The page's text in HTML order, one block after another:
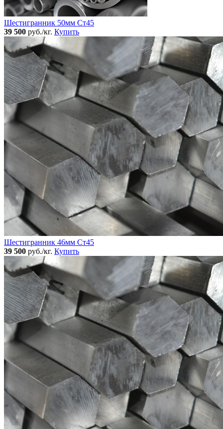
Шестигранник 50мм Ст45
39 500 руб./кг. Купить
Шестигранник 46мм Ст45
39 500 руб./кг. Купить